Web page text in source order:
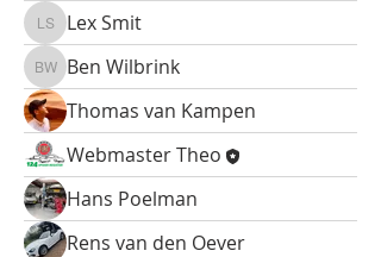
Lex SmitLex Smit
Ben Wilbrink
Ben Wilbrink
Thomas van Kampen
Webmaster Theo
Hans Poelman
Rens van den Oever